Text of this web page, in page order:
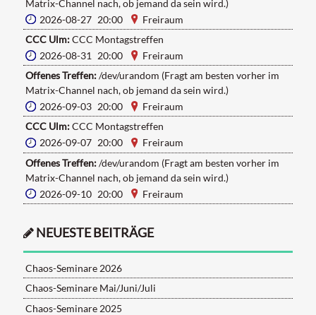
Matrix-Channel nach, ob jemand da sein wird.)
2026-08-27 20:00
Freiraum
CCC Ulm:CCC Montagstreffen
2026-08-31 20:00
Freiraum
Offenes Treffen:/dev/urandom (Fragt am besten vorher im
Matrix-Channel nach, ob jemand da sein wird.)
2026-09-03 20:00
Freiraum
CCC Ulm:CCC Montagstreffen
2026-09-07 20:00
Freiraum
Offenes Treffen:/dev/urandom (Fragt am besten vorher im
Matrix-Channel nach, ob jemand da sein wird.)
2026-09-10 20:00
Freiraum
NEUESTE BEITRÄGE
Chaos-Seminare 2026
Chaos-Seminare Mai/Juni/Juli
Chaos-Seminare 2025